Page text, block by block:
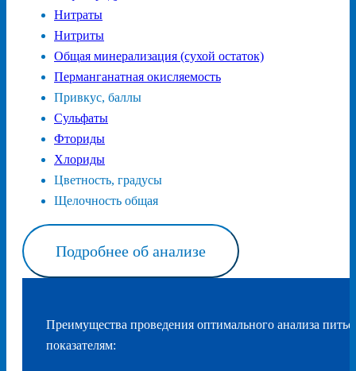
Нитраты
Нитриты
Общая минерализация (сухой остаток)
Перманганатная окисляемость
Привкус, баллы
Сульфаты
Фториды
Хлориды
Цветность, градусы
Щелочность общая
Подробнее об анализе
Преимущества проведения оптимального анализа
показателям: